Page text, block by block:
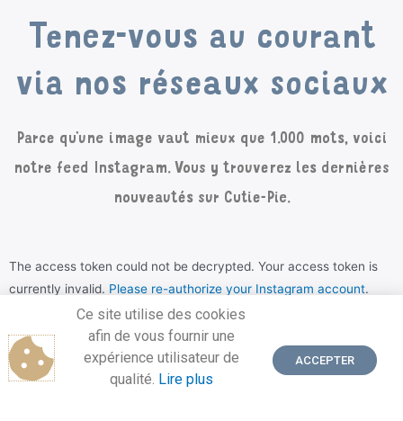
Tenez-vous au courant
via nos réseaux sociaux
Parce qu’une image vaut mieux que 1.000 mots, voici
notre feed Instagram. Vous y trouverez les dernières
nouveautés sur Cutie-Pie.
The access token could not be decrypted. Your access token is
currently invalid. Please re-authorize your Instagram account.
SUIVEZ-NOUS SUR INSTAGRAM
Ce site utilise des cookies
afin de vous fournir une
expérience utilisateur de
qualité. Lire plus
ACCEPTER